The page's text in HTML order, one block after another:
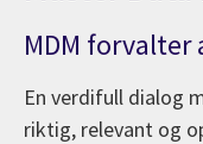
MDM
En verdifull dialog
riktig, relevant og